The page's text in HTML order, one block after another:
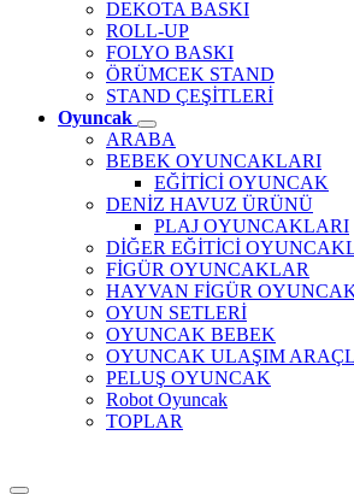
DEKOTA BASKI
ROLL-UP
FOLYO BASKI
ÖRÜMCEK STAND
STAND ÇEŞİTLERİ
Oyuncak
ARABA
BEBEK OYUNCAKLARI
EĞİTİCİ OYUNCAK
DENİZ HAVUZ ÜRÜNÜ
PLAJ OYUNCAKLARI
DİĞER EĞİTİCİ
FİGÜR OYUNCAKLAR
HAYVAN FİGÜR
OYUN SETLERİ
OYUNCAK BEBEK
OYUNCAK ULAŞIM
PELUŞ OYUNCAK
Robot Oyuncak
TOPLAR